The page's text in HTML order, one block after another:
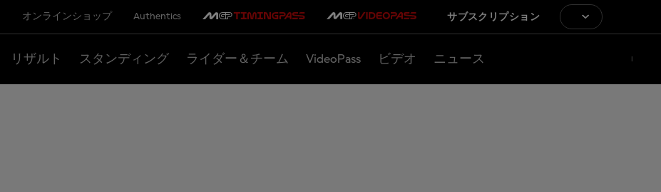
オンラインショップ Authentics サブスクリプション
リザルト スタンディング ライダー＆チーム VideoPass ビデオ ニュース